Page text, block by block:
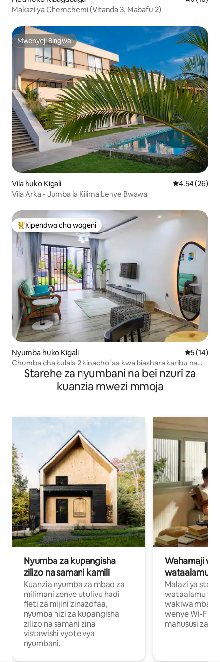
Makazi ya Chemchemi (Vitanda 3, Mabafu 2)
Mwenyeji Bingwa
Mwenyeji Bingwa
Vila huko Kigali Ukadiriaji wa
4.54 (26)
Vila Arka - Jumba la Kilima Lenye Bwawa
Kipendwa maarufu cha wageni
Kipendwa cha wageni
Nyumba huko Kigali Ukadiriaji
5 (14)
Chumba cha kulala 2 kinachofaa kwa biashara karibu na
Kituo cha Mikutano
Starehe za nyumbani na bei nzuri za
kuanzia mwezi mmoja
Nyumba za kupangisha
zilizo na samani kamili
Kuanzia nyumba za mbao za
milimani zenye utulivu hadi
fleti za mijini zinazofaa,
nyumba hizi za kupangisha
zilizo na samani zina
vistawishi vyote vya
nyumbani.
Wahamaji
wataalamu
Malazi ya
wataalamu
wakiwa mbali
wenye Wi-Fi
mahususi za